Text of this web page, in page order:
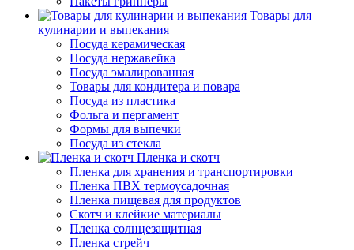
Товары для
кулинарии и выпекания
Посуда керамическая
Посуда нержавейка
Посуда эмалированная
Товары для кондитера и повара
Посуда из пластика
Фольга и пергамент
Формы для выпечки
Посуда из стекла
Пленка и скотч
Пленка для хранения и транспортировки
Пленка ПВХ термоусадочная
Пленка пищевая для продуктов
Скотч и клейкие материалы
Пленка солнцезащитная
Пленка стрейч